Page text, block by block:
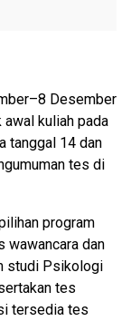
Desember
awal kuliah pada
tanggal 14 dan
tes di
program
wawancara dan
studi Psikologi
tes
tersedia tes